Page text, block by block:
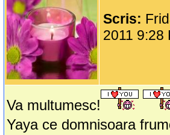
Scris:
2011 9:28
Va multumesc!
Yaya ce domnisoara